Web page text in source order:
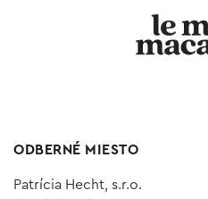
ODBERNÉ MIESTO
Patrícia Hecht, s.r.o.